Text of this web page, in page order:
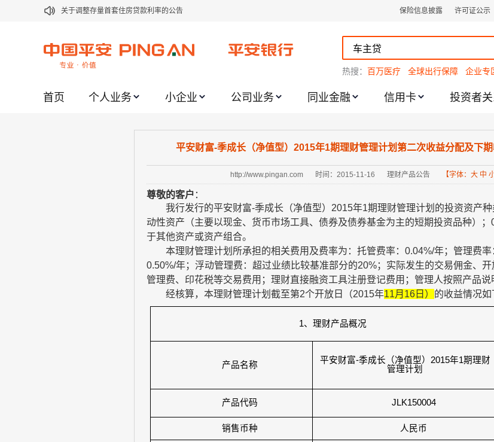
关于修订《平安银行平安金积存业务协议书（个人）》的公告
关于2021年劳动节期间代理贵金属业务风险提示的通知
关于加强代理贵金属业务风险防范的提示
关于进一步加强代理贵金属业务风险防范的提示
关于平安银行电子版信用卡更名为平安银行数字信用卡的公告
关于调整存量首套住房贷款利率的公告
保险信息披露 许可证公示
热搜： 百万医疗 全球出行保障 企业专
首页 个人业务 小企业 公司业务 同业金融 信用卡 投资者
平安财富-季成长（净值型）2015年1期理财管理计划第二次收益分配及下
http://www.pingan.com 时间：2015-11-16 理财产品公告 【字体： 大 中
尊敬的客户 ：
我行发行的平安财富-季成长（净值型） 2015年1期理财管理计划的投资资产种
动性资产（主要以现金、货币市场工具、债券及债券基金为主的短期投资品种）；
于其他资产或资产组合。
本理财管理计划所承担的相关费用及费率为：托管费率： 0.04%/年；管理费率
0.50%/年；浮动管理费：超过业绩比较基准部分的20%；实际发生的交易佣金、
管理费、印花税等交易费用；理财直接融资工具注册登记费用；管理人按照产品说
经核算，本理财管理计划截至第2个开放日（2015年11月 16日） 的收益情况如
1、理财产品概况
产品名称 平安财富-季成长（净值型） 2015年1期理财
管理计划
产品代码 JLK150004
销售币种 人民币